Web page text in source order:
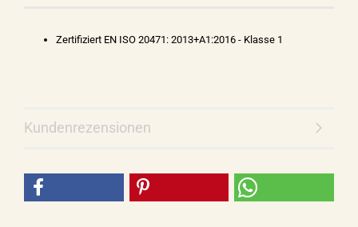
Zertifiziert EN ISO 20471: 2013+A1:2016 - Klasse 1
Kundenrezensionen